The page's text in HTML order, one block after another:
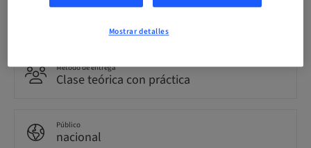
Puntos
Método de entrega
Clase teórica con práctica
Público
nacional
Mostrar detalles